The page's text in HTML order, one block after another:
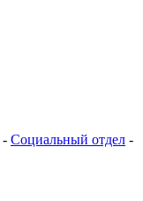
- Социальный отдел -